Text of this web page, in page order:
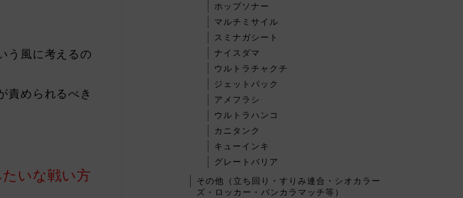
う風に考えるの
責められるべき
いな戦い方
ホップソナー
マルチミサイル
スミナガシート
ナイスダマ
ウルトラチャクチ
ジェットパック
アメフラシ
ウルトラハンコ
カニタンク
キューインキ
グレートバリア
その他（立ち回り・すりみ連合・シオカラー
ズ・ロッカー・バンカラマッチ等）